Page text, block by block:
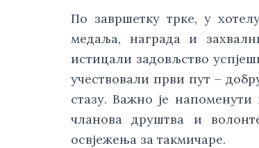
По завршетку трке, у
медаља, награда и
истицали задовљство
учествовали први пут –
стазу. Важно је
чланова друштва и
освјежења за такмичаре.